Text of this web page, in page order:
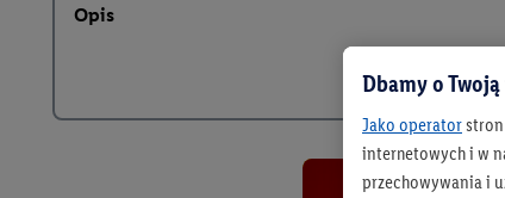
Opis
Dbamy o
Jako operator
internetowych i w
przechowywania i